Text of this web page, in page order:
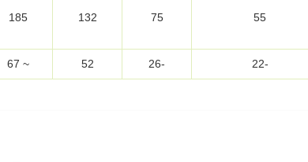
55
75
132
185
-22
-26
52
~ 67